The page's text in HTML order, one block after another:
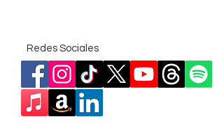
Redes Sociales